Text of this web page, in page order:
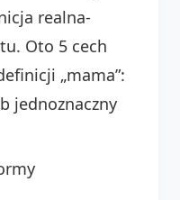
realna-
Oto 5 cech
„mama”:
jednoznaczny